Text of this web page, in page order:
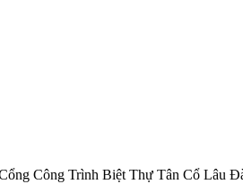
Công Trình Biệt Thự Tân Cổ Lâu